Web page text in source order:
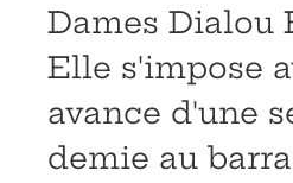
Dames Dialou
Elle s'impose
avance d'une
demie au